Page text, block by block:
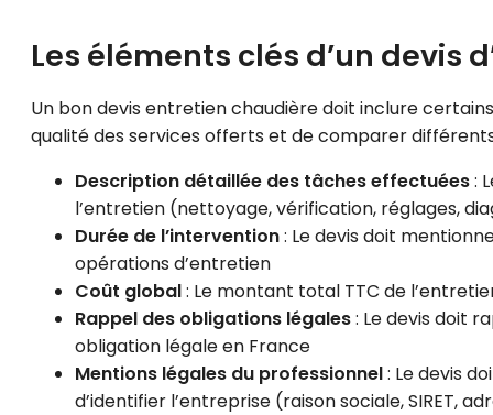
Les éléments clés d’un devis
Un bon devis entretien chaudière doit inclure
qualité des services offerts et de comparer
Description détaillée des tâches effectuées:
l’entretien (nettoyage, vérification, réglages,
Durée de l’intervention: Le devis doit
opérations d’entretien
Coût global: Le montant total TTC de
Rappel des obligations légales: Le devis doit
obligation légale en France
Mentions légales du professionnel: Le devis
d’identifier l’entreprise (raison sociale, SIRET,